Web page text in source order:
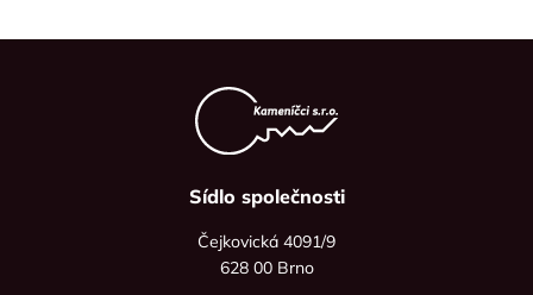
Sídlo společnosti
Čejkovická 4091/9
628 00 Brno